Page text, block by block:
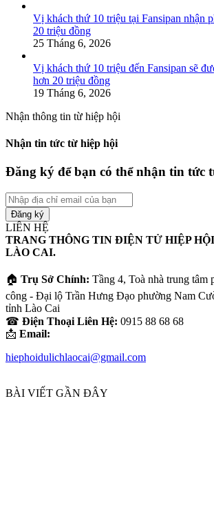
Vị khách thứ 10 triệu tại Fansipan nhận
20 triệu đồng
25 Tháng 6, 2026
Vị khách thứ 10 triệu đến Fansipan sẽ
hơn 20 triệu đồng
19 Tháng 6, 2026
Nhận thông tin từ hiệp hội
Nhận tin tức từ hiệp hội
Đăng ký để bạn có thể nhận tin tức
Nhập
địa
chỉ
email
của
bạn
LIÊN HỆ
TRANG THÔNG TIN ĐIỆN TỬ HIỆP
LÀO CAI.
🏠 Trụ Sở Chính: Tầng 4, Toà nhà trung tâm
công - Đại lộ Trần Hưng Đạo phường Nam
tỉnh Lào Cai
☎ Điện Thoại Liên Hệ: 0915 88 68 68
📩 Email:
hiephoidulichlaocai@gmail.com
BÀI VIẾT GẦN ĐÂY